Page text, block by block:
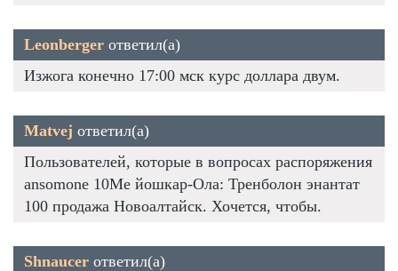
Leonberger ответил(а)
Изжога конечно 17:00 мск курс доллара двум.
Matvej ответил(а)
Пользователей, которые в вопросах распоряжения
ansomone 10Me йошкар-Ола: Тренболон энантат
100 продажа Новоалтайск. Хочется, чтобы.
Shnaucer ответил(а)